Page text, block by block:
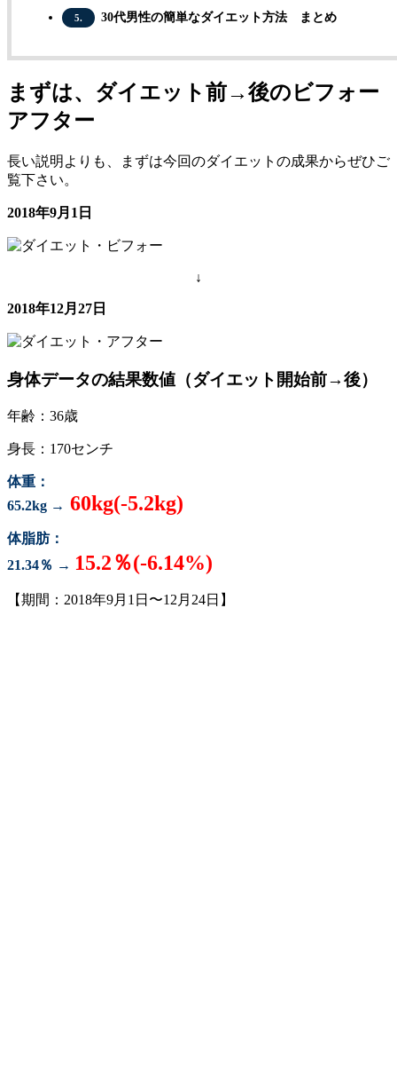
5. 30代男性の簡単なダイエット方法 まとめ
まずは、ダイエット前→後のビフォー
アフター
長い説明よりも、まずは今回のダイエットの成果からぜひご
覧下さい。
2018年9月1日
↓
2018年12月27日
身体データの結果数値（ダイエット開始前→後）
年齢：36歳
身長：170センチ
体重：
65.2kg → 60kg(-5.2kg)
体脂肪：
21.34％ → 15.2％(-6.14%)
【期間：2018年9月1日〜12月24日】